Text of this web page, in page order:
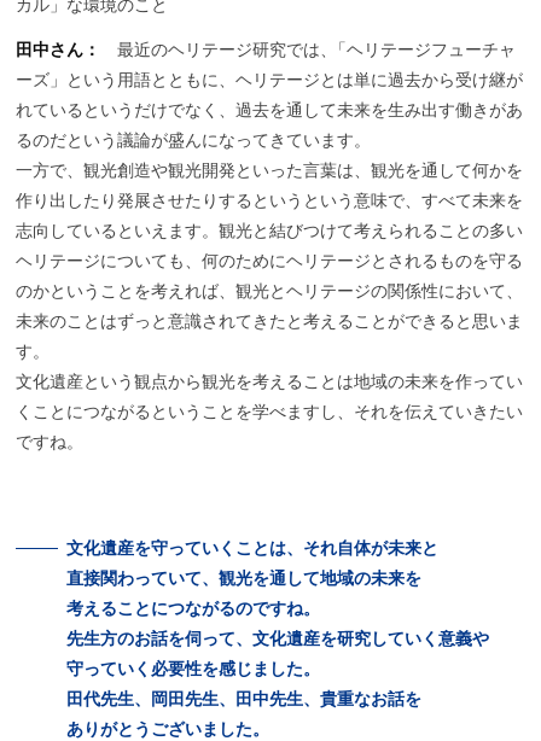
カル」な環境のこと
田中さん： 最近のヘリテージ研究では、
「ヘリテージフューチャ
ーズ」という用語とともに、ヘリテージとは単に過去から受け継が
れているというだけでなく、過去を通して未来を生み出す働きがあ
るのだという議論が盛んになってきています。
一方で、観光創造や観光開発といった言葉は、観光を通して何かを
作り出したり発展させたりするというという意味で、すべて未来を
志向しているといえます。観光と結びつけて考えられることの多い
ヘリテージについても、何のためにヘリテージとされるものを守る
のかということを考えれば、観光とヘリテージの関係性において、
未来のことはずっと意識されてきたと考えることができると思いま
す。
文化遺産という観点から観光を考えることは地域の未来を作ってい
くことにつながるということを学べますし、それを伝えていきたい
ですね。
文化遺産を守っていくことは、 それ自体が未来と
直接関わっていて、 観光を通して地域の未来を
考えることにつながるのですね。
先生方のお話を伺って、 文化遺産を研究していく 意義や
守っていく 必要性を感じました。
田代先生、
岡田先生、 田中先生、 貴重なお話を
ありがとうございました。